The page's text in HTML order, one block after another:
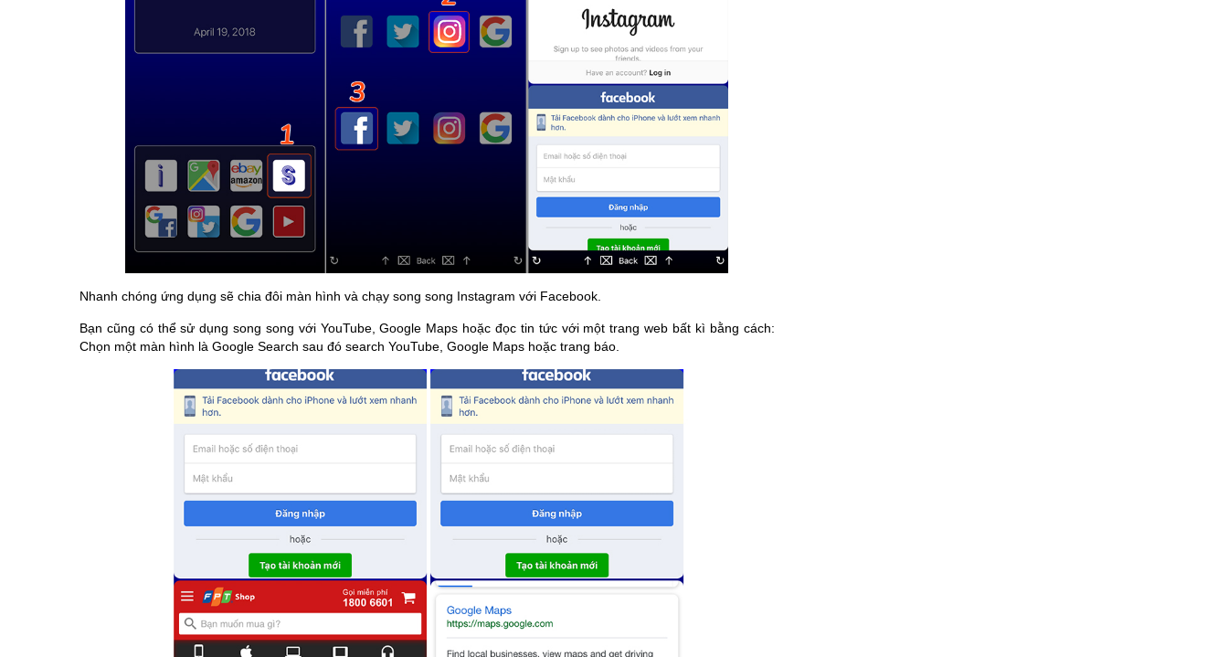
Nhanh chóng ứng dụng sẽ chia đôi màn hình và chạy song song Instagram với Facebook.
Bạn cũng có thể sử dụng song song với YouTube, Google Maps hoặc đọc tin tức với một trang web bất kì bằng cách:
Chọn một màn hình là Google Search sau đó search YouTube, Google Maps hoặc trang báo.